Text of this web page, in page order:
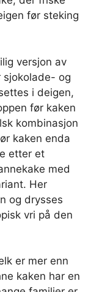
før steking
versjon av
sjokolade- og
i deigen,
før kaken
kombinasjon
kaken enda
etter et
med
Her
og drysses
vri på den
er mer enn
kaken har en